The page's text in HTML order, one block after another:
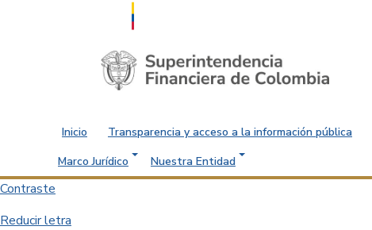
Saltar al contenido principal
Inicio Transparencia y acceso a la información pública
Marco Jurídico
Nuestra Entidad
Contraste
Reducir letra